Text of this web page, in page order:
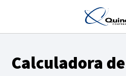
Calculadora de